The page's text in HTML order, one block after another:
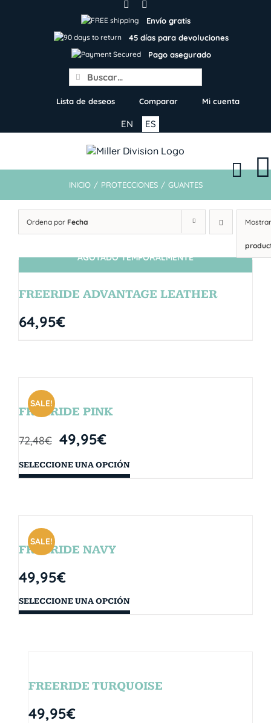
Envío gratis
45 días para devoluciones
Pago asegurado
Search
for:
Lista de deseos Comparar Mi cuenta
ES
EN
INICIO / PROTECCIONES / GUANTES
Ordena por Fecha
SIN STOCK
AGOTADO TEMPORALMENTE
FREERIDE ADVANTAGE LEATHER
64,95€
SALE!
FREERIDE PINK
72,48€ 49,95€
SELECCIONE UNA OPCIÓN
SALE!
FREERIDE NAVY
49,95€
SELECCIONE UNA OPCIÓN
FREERIDE TURQUOISE
49,95€